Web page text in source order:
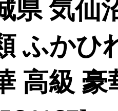
県 気仙
ふかひ
高級 豪